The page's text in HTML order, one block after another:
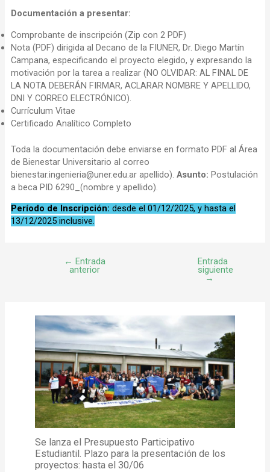
Documentación a presentar:
Comprobante de inscripción (Zip con 2 PDF)
Nota (PDF) dirigida al Decano de la FIUNER, Dr. Diego Martín
Campana, especificando el proyecto elegido, y expresando la
motivación por la tarea a realizar (NO OLVIDAR: AL FINAL DE
LA NOTA DEBERÁN FIRMAR, ACLARAR NOMBRE Y APELLIDO,
DNI Y CORREO ELECTRÓNICO).
Currículum Vitae
Certificado Analítico Completo
Toda la documentación debe enviarse en formato PDF al Área
de Bienestar Universitario al correo
bienestar.ingenieria@uner.edu.ar apellido). Asunto: Postulación
a beca PID 6290_(nombre y apellido).
Período de Inscripción: desde el 01/12/2025, y hasta el
13/12/2025 inclusive.
← Entrada
anterior
Entrada
siguiente
→
Se lanza el Presupuesto Participativo
Estudiantil. Plazo para la presentación de los
proyectos: hasta el 30/06